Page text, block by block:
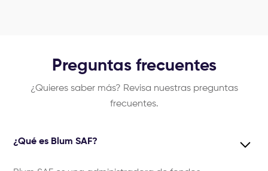
Preguntas frecuentes
¿Quieres saber más? Revisa nuestras preguntas
frecuentes.
¿Qué es Blum SAF?